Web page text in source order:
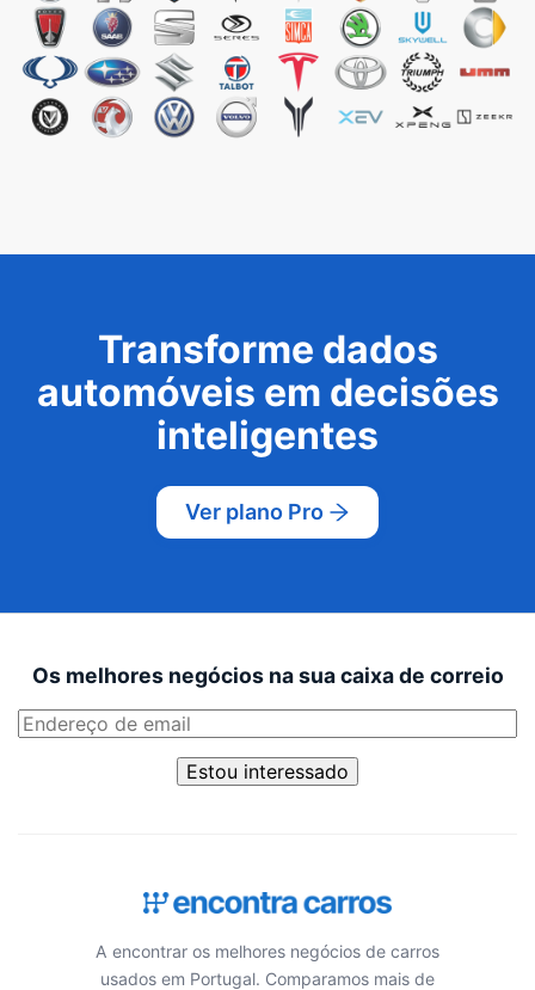
Transforme dados
automóveis em decisões
inteligentes
Ver plano Pro
Os melhores negócios na sua caixa de correio
Estou interessado
A encontrar os melhores negócios de carros
usados em Portugal. Comparamos mais de